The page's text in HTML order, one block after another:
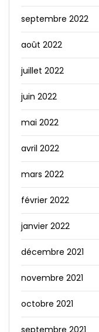
septembre 2022
août 2022
juillet 2022
juin 2022
mai 2022
avril 2022
mars 2022
février 2022
janvier 2022
décembre 2021
novembre 2021
octobre 2021